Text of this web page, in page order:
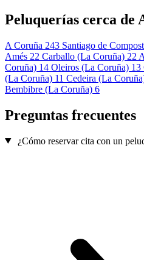
Peluquerías cerca de
A Coruña 243 Santiago de
Amés 22 Carballo (La Coruña) 22
Coruña) 14 Oleiros (La Coruña) 13
(La Coruña) 11 Cedeira (La
Bembibre (La Coruña) 6
Preguntas frecuentes
¿Cómo reservar cita con un